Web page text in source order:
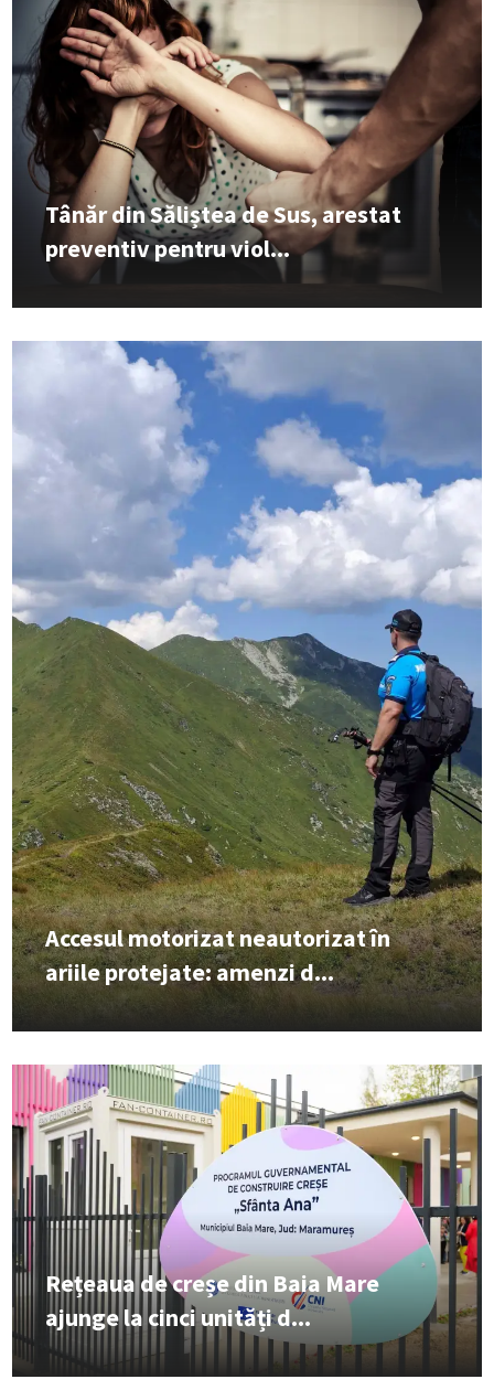
Tânăr din Săliștea de Sus, arestat
preventiv pentru viol...
Accesul motorizat neautorizat în
ariile protejate: amenzi d...
Rețeaua de creșe din Baia Mare
ajunge la cinci unități d...